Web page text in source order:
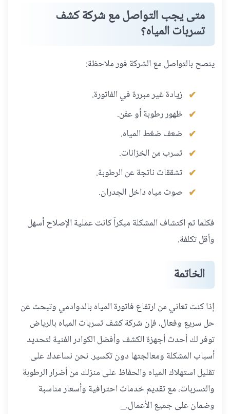
متى يجب التواصل مع شركة كشف
تسربات المياه؟
ينصح بالتواصل مع الشركة فور ملاحظة:
زيادة غير مبررة في الفاتورة.
ظهور رطوبة أو عفن.
ضعف ضغط المياه.
تسرب من الخزانات.
تشققات ناتجة عن الرطوبة.
صوت مياه داخل الجدران.
فكلما تم اكتشاف المشكلة مبكراً كانت عملية الإصلاح أسهل
وأقل تكلفة.
الخاتمة
إذا كنت تعاني من ارتفاع فاتورة المياه بالدوادمي وتبحث عن
حل سريع وفعال، فإن شركة كشف تسربات المياه بالرياض
توفر لك أحدث أجهزة الكشف وأفضل الكوادر الفنية لتحديد
أسباب المشكلة ومعالجتها دون تكسير. نحن نساعدك على
تقليل استهلاك المياه والحفاظ على منزلك من أضرار الرطوبة
والتسربات، مع تقديم خدمات احترافية وأسعار مناسبة
وضمان على جميع الأعمال._